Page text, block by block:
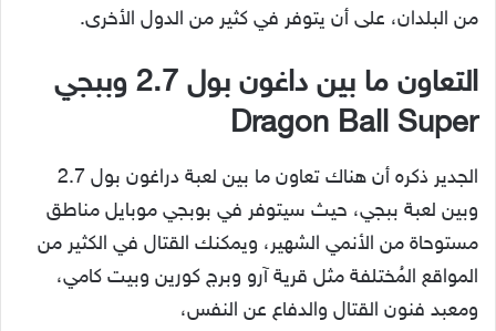
من البلدان، على أن يتوفر في كثير من الدول الأخرى.
التعاون ما بين داغون بول 2.7 وببجي
Dragon Ball Super
الجدير ذكره أن هناك تعاون ما بين لعبة دراغون بول 2.7
وبين لعبة ببجي، حيث سيتوفر في بوبجي موبايل مناطق
مستوحاة من الأنمي الشهير، ويمكنك القتال في الكثير من
المواقع المُختلفة مثل قرية آرو وبرج كورين وبيت كامي،
ومعبد فنون القتال والدفاع عن النفس،